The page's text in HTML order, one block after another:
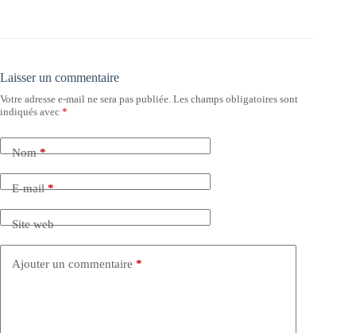
Laisser un commentaire
Votre adresse e-mail ne sera pas publiée. Les champs obligatoires sont
indiqués avec *
Nom*
E-mail*
Site web
Ajouter un commentaire *